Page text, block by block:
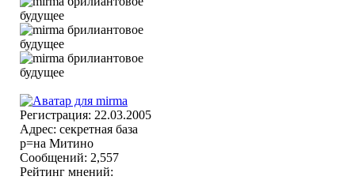
Регистрация: 22.03.2005
Адрес: секретная база
р=на Митино
Сообщений: 2,557
Рейтинг мнений: